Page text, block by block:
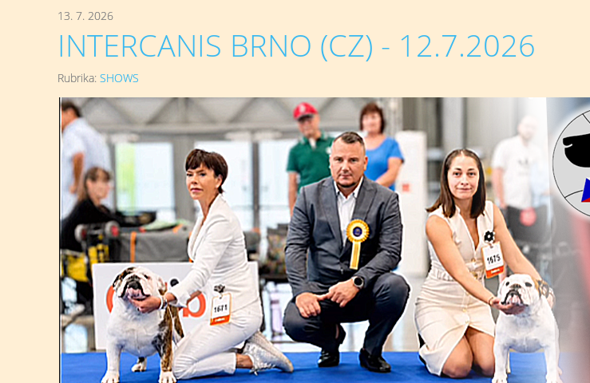
13. 7. 2026
INTERCANIS BRNO (CZ) - 12.7.2026
Rubrika: SHOWS